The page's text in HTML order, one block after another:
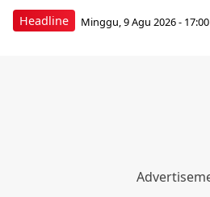
Headline Minggu, 9 Agu 2026 - 17:00